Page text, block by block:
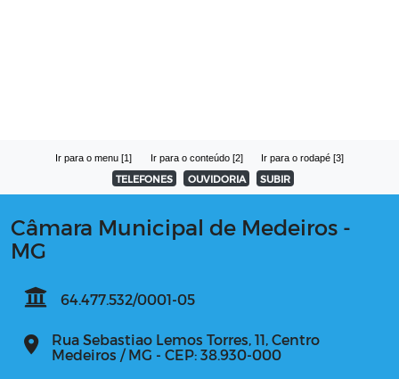
Ir para o menu [1] Ir para o conteúdo [2] Ir para o rodapé [3]
TELEFONES OUVIDORIA SUBIR
Câmara Municipal de Medeiros -
MG
64.477.532/0001-05
Rua Sebastiao Lemos Torres, 11, Centro
Medeiros / MG - CEP: 38.930-000